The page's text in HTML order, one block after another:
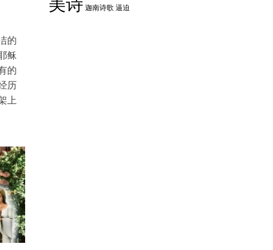
的
稣
的
历
上
迦南诗歌 逼迫